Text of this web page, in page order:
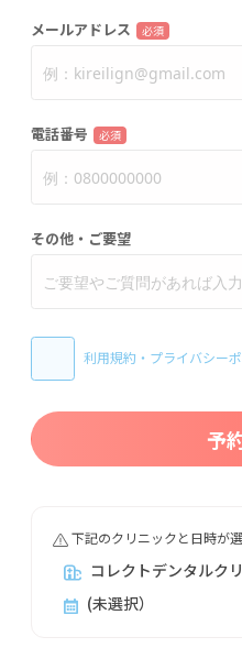
メールアドレス 必須
電話番号 必須
その他・ご要望
利用規約 ・ プライバシー
予
下記のクリニックと日時が
コレクトデンタルク
(未選択）